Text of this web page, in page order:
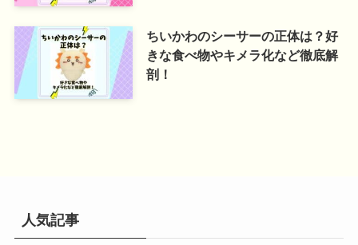
ちいかわのシーサーの正体は？好
きな食べ物やキメラ化など徹底解
剖！
人気記事